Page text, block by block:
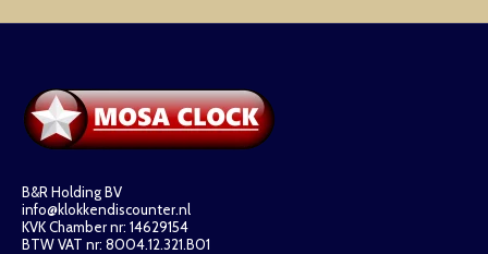
B&R Holding BV
info@klokkendiscounter.nl
KVK Chamber nr: 14629154
BTW VAT nr: 8004.12.321.B01